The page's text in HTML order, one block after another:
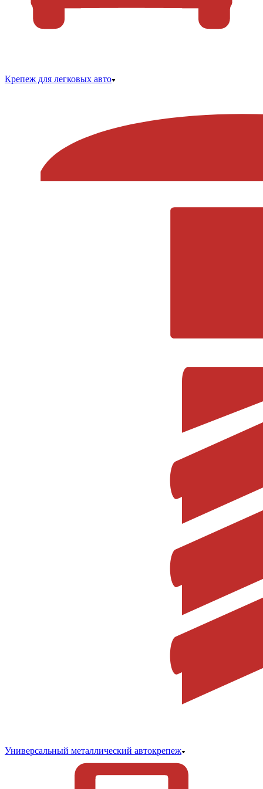
Крепеж для легковых авто
Универсальный металлический автокрепеж